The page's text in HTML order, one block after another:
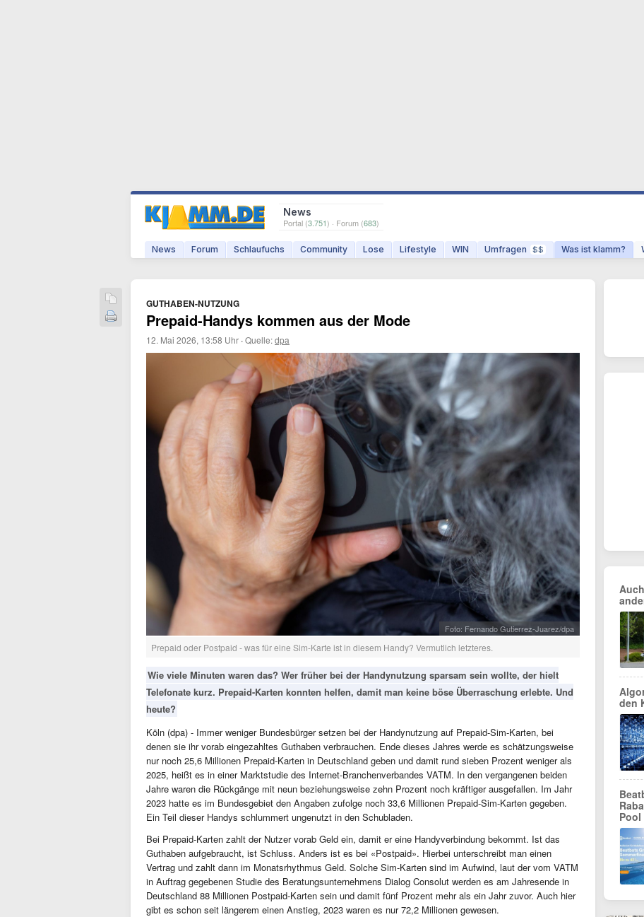
News
Portal (3.751) · Forum (683)
News Forum Schlaufuchs Community Lose Lifestyle WIN Umfragen $$ Was ist klamm?
GUTHABEN-NUTZUNG
Prepaid-Handys kommen aus der Mode
12. Mai 2026, 13:58 Uhr ·Quelle:dpa
Foto: Fernando Gutierrez-Juarez/dpa
Prepaid oder Postpaid - was für eine Sim-Karte ist in diesem Handy? Vermutlich letzteres.
Wie viele Minuten waren das? Wer früher bei der Handynutzung sparsam sein wollte, der hielt
Telefonate kurz. Prepaid-Karten konnten helfen, damit man keine böse Überraschung erlebte. Und
heute?
Köln (dpa) - Immer weniger Bundesbürger setzen bei der Handynutzung auf Prepaid-Sim-Karten, bei
denen sie ihr vorab eingezahltes Guthaben verbrauchen. Ende dieses Jahres werde es schätzungsweise
nur noch 25,6 Millionen Prepaid-Karten in Deutschland geben und damit rund sieben Prozent weniger als
2025, heißt es in einer Marktstudie des Internet-Branchenverbandes VATM. In den vergangenen beiden
Jahre waren die Rückgänge mit neun beziehungsweise zehn Prozent noch kräftiger ausgefallen. Im Jahr
2023 hatte es im Bundesgebiet den Angaben zufolge noch 33,6 Millionen Prepaid-Sim-Karten gegeben.
Ein Teil dieser Handys schlummert ungenutzt in den Schubladen.
Bei Prepaid-Karten zahlt der Nutzer vorab Geld ein, damit er eine Handyverbindung bekommt. Ist das
Guthaben aufgebraucht, ist Schluss. Anders ist es bei «Postpaid». Hierbei unterschreibt man einen
Vertrag und zahlt dann im Monatsrhythmus Geld. Solche Sim-Karten sind im Aufwind, laut der vom VATM
in Auftrag gegebenen Studie des Beratungsunternehmens Dialog Consolut werden es am Jahresende in
Deutschland 88 Millionen Postpaid-Karten sein und damit fünf Prozent mehr als ein Jahr zuvor. Auch hier
gibt es schon seit längerem einen Anstieg, 2023 waren es nur 72,2 Millionen gewesen.
den
Pool